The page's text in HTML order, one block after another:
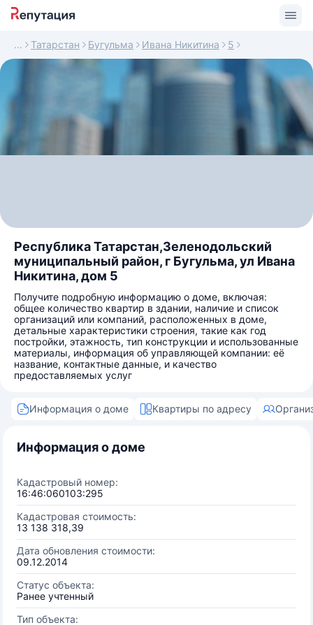
Татарстан Бугульма Ивана Никитина 5
Республика Татарстан,Зеленодольский
муниципальный район, г Бугульма, ул Ивана
Никитина, дом 5
Получите подробную информацию о доме, включая:
общее количество квартир в здании, наличие и список
организаций или компаний, расположенных в доме,
детальные характеристики строения, такие как год
постройки, этажность, тип конструкции и использованные
материалы, информация об управляющей компании: её
название, контактные данные, и качество
предоставляемых услуг
Информация о доме Квартиры по адресу
Информация о доме
Кадастровый номер:
16:46:060103:295
Кадастровая стоимость:
13 138 318,39
Дата обновления стоимости:
09.12.2014
Статус объекта:
Ранее учтенный
Тип объекта: